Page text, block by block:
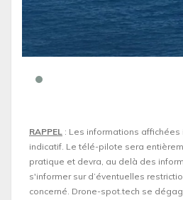
RAPPEL : Les informations
indicatif. Le télé-pilote sera
pratique et devra, au delà des
s'informer sur d’éventuelles
concerné. Drone-spot.tech se